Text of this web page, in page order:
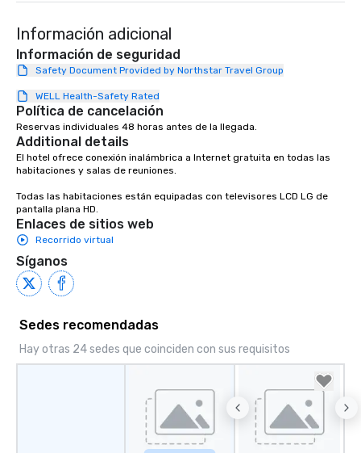
Información adicional
Información de seguridad
Safety Document Provided by Northstar Travel Group
WELL Health-Safety Rated
Política de cancelación
Reservas individuales 48 horas antes de la llegada.
Additional details
El hotel ofrece conexión inalámbrica a Internet gratuita en todas las
habitaciones y salas de reuniones.
Todas las habitaciones están equipadas con televisores LCD LG de
pantalla plana HD.
Enlaces de sitios web
Recorrido virtual
Síganos
Sedes recomendadas
Hay otras 24 sedes que coinciden con sus requisitos